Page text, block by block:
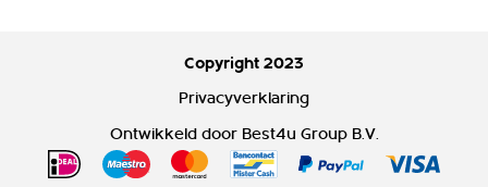
Copyright 2023
Privacyverklaring
Ontwikkeld door Best4u Group B.V.